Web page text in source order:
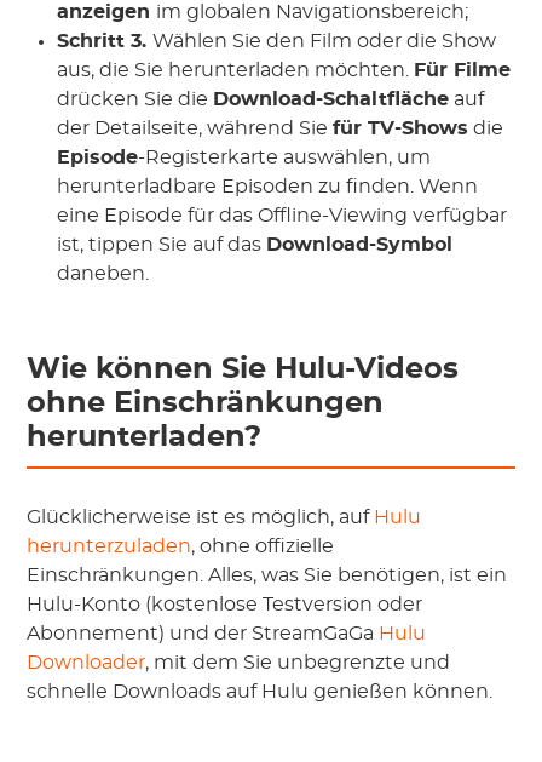
anzeigen im globalen Navigationsbereich;
Schritt 3.Wählen Sie den Film oder die Show
aus, die Sie herunterladen möchten. Für Filme
drücken Sie die Download-Schaltfläche auf
der Detailseite, während Siefür TV-Shows die
Episode-Registerkarte auswählen, um
herunterladbare Episoden zu finden. Wenn
eine Episode für das Offline-Viewing verfügbar
ist, tippen Sie auf das Download-Symbol
daneben.
Wie können Sie Hulu-Videos
ohne Einschränkungen
herunterladen?
Glücklicherweise ist es möglich, auf Hulu
herunterzuladen, ohne offizielle
Einschränkungen. Alles, was Sie benötigen, ist ein
Hulu-Konto (kostenlose Testversion oder
Abonnement) und der StreamGaGa Hulu
Downloader, mit dem Sie unbegrenzte und
schnelle Downloads auf Hulu genießen können.